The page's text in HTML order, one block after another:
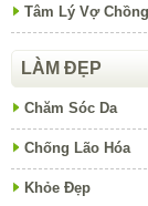
Tâm Lý Vợ Chồng
LÀM ĐẸP
Chăm Sóc Da
Chống Lão Hóa
Khỏe Đẹp